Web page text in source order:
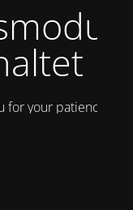
your patience!